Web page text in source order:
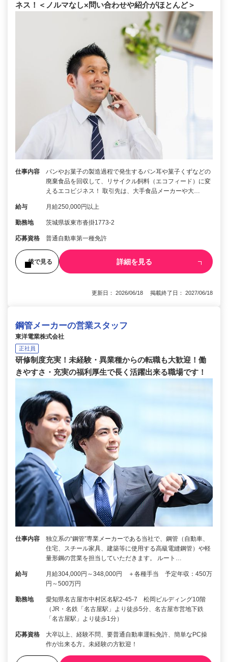
ネス！＜ノルマなし×問い合わせや紹介がほとんど＞
仕事内容
パンやお菓子の製造過程で発生するパン耳や菓子くずなどの
廃棄食品を回収して、リサイクル飼料（エコフィード）に変
えるエコビジネス！ 取引先は、大手食品メーカーや大…
給与 月給250,000円以上
勤務地 茨城県坂東市沓掛1773-2
応募資格 普通自動車第一種免許
後で見る 詳細を見る
更新日： 2026/06/18 掲載終了日： 2027/06/18
鋼管メーカーの営業スタッフ
東洋電業株式会社
正社員
研修制度充実！未経験・異業種からの転職も大歓迎！働
きやすさ・充実の福利厚生で長く活躍出来る職場です！
仕事内容
独立系の“鋼管”専業メーカーである当社で、鋼管（自動車、
住宅、スチール家具、建築等に使用する高級電縫鋼管）や軽
量形鋼の営業を担当していただきます。 ルート…
給与
月給304,000円～348,000円 ＋各種手当 予定年収：450万
円～500万円
勤務地
愛知県名古屋市中村区名駅2-45-7 松岡ビルディング10階
（JR・名鉄「名古屋駅」より徒歩5分、名古屋市営地下鉄
「名古屋駅」より徒歩1分）
応募資格
大卒以上、経験不問、要普通自動車運転免許、簡単なPC操
作が出来る方。未経験の方歓迎！